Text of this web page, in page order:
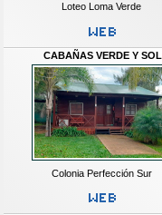
Loteo Loma Verde
CABAÑAS VERDE Y SOL
Colonia Perfección Sur